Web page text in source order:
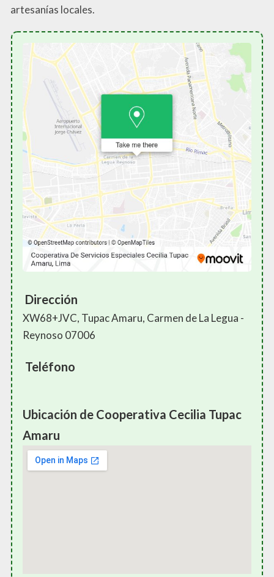
artesanías locales.
Dirección
XW68+JVC, Tupac Amaru, Carmen de La Legua -
Reynoso 07006
Teléfono
Ubicación de Cooperativa Cecilia Tupac
Amaru